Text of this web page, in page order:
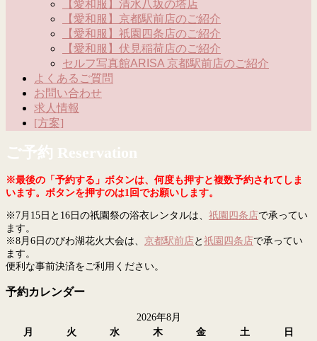
【愛和服】清水八坂の塔店
【愛和服】京都駅前店のご紹介
【愛和服】祇園四条店のご紹介
【愛和服】伏見稲荷店のご紹介
セルフ写真館ARISA 京都駅前店のご紹介
よくあるご質問
お問い合わせ
求人情報
[方案]
ご予約 Reservation
※最後の「予約する」ボタンは、何度も押すと複数予約されてしま
います。ボタンを押すのは1回でお願いします。
※7月15日と16日の祇園祭の浴衣レンタルは、 祇園四条店で承ってい
ます。
※8月6日のびわ湖花火大会は、 京都駅前店 と 祇園四条店で承ってい
ます。
便利な事前決済をご利用ください。
予約カレンダー
2026年8月
月
火 水 木 金 土
日